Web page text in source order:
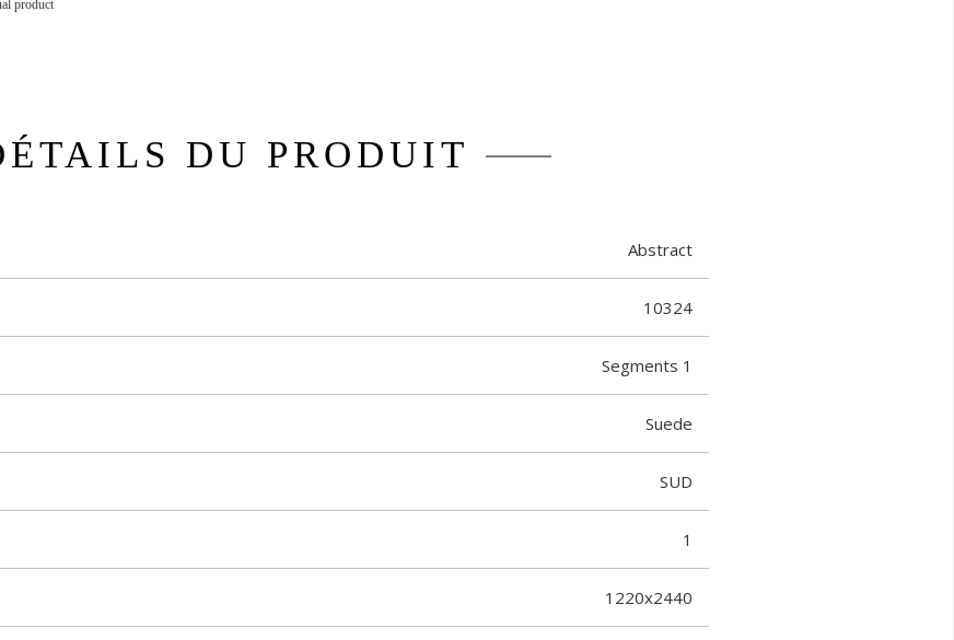
product
DU PRODUIT
Abstract
10324
Segments 1
Suede
SUD
1
1220x2440